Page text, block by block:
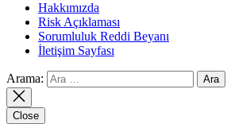
Hakkımızda
Risk Açıklaması
Sorumluluk Reddi Beyanı
İletişim Sayfası
Arama:
Close